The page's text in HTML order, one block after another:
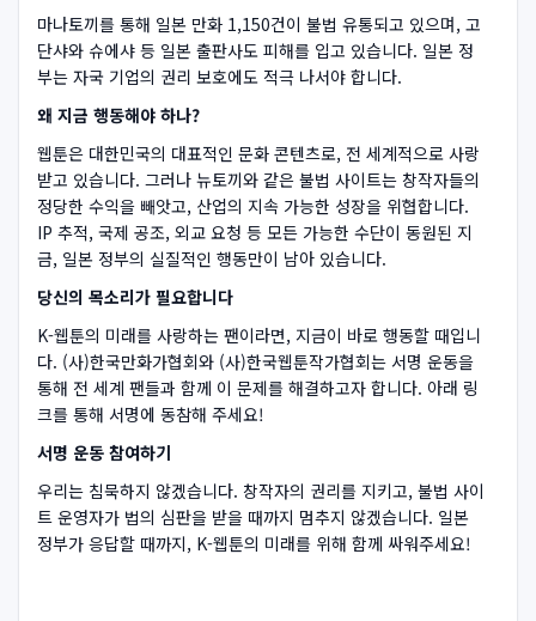
마나토끼를 통해 일본 만화 1,150건이 불법 유통되고 있으며, 고
단샤와 슈에샤 등 일본 출판사도 피해를 입고 있습니다. 일본 정
부는 자국 기업의 권리 보호에도 적극 나서야 합니다.
왜 지금 행동해야 하나?
웹툰은 대한민국의 대표적인 문화 콘텐츠로, 전 세계적으로 사랑
받고 있습니다. 그러나 뉴토끼와 같은 불법 사이트는 창작자들의
정당한 수익을 빼앗고, 산업의 지속 가능한 성장을 위협합니다.
IP 추적, 국제 공조, 외교 요청 등 모든 가능한 수단이 동원된 지
금, 일본 정부의 실질적인 행동만이 남아 있습니다.
당신의 목소리가 필요합니다
K-웹툰의 미래를 사랑하는 팬이라면, 지금이 바로 행동할 때입니
다. (사)한국만화가협회와 (사)한국웹툰작가협회는 서명 운동을
통해 전 세계 팬들과 함께 이 문제를 해결하고자 합니다. 아래 링
크를 통해 서명에 동참해 주세요!
서명 운동 참여하기
우리는 침묵하지 않겠습니다. 창작자의 권리를 지키고, 불법 사이
트 운영자가 법의 심판을 받을 때까지 멈추지 않겠습니다. 일본
정부가 응답할 때까지, K-웹툰의 미래를 위해 함께 싸워주세요!